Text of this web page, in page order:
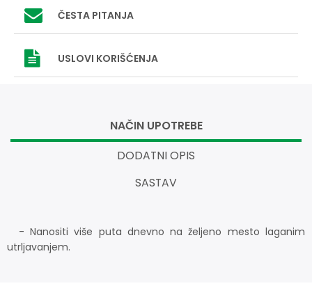
ČESTA PITANJA
USLOVI KORIŠĆENJA
NAČIN UPOTREBE
DODATNI OPIS
SASTAV
- Nanositi više puta dnevno na željeno mesto laganim
utrljavanjem.